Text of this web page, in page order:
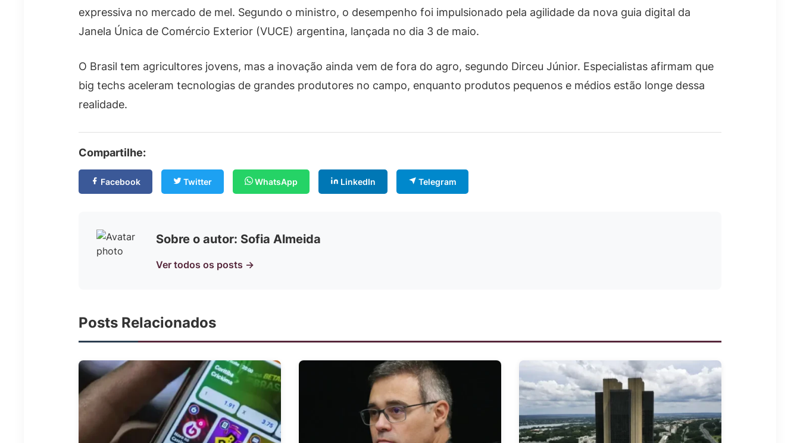
expressiva no mercado de mel. Segundo o ministro, o desempenho foi impulsionado pela agilidade da nova guia digital da
Janela Única de Comércio Exterior (VUCE) argentina, lançada no dia 3 de maio.
O Brasil tem agricultores jovens, mas a inovação ainda vem de fora do agro, segundo Dirceu Júnior. Especialistas afirmam que
big techs aceleram tecnologias de grandes produtores no campo, enquanto produtos pequenos e médios estão longe dessa
realidade.
Compartilhe:
Facebook Twitter WhatsApp LinkedIn Telegram
Sobre o autor: Sofia Almeida
Ver todos os posts →
Posts Relacionados